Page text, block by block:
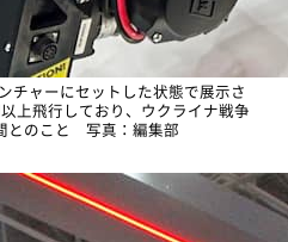
チャーにセットした状態で展示さ
上飛行しており、ウクライナ戦争
とのこと 写真：編集部